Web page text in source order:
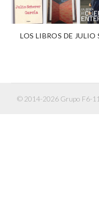
LOS LIBROS DE JULIO
© 2014-2026 Grupo F6-11